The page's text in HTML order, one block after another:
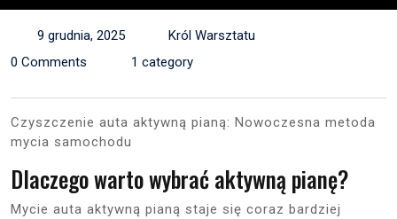
9 grudnia, 2025
Król Warsztatu
0 Comments
1 category
Czyszczenie auta aktywną pianą: Nowoczesna metoda
mycia samochodu
Dlaczego warto wybrać aktywną pianę?
Mycie auta aktywną pianą staje się coraz bardziej